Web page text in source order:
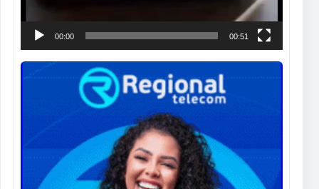
00:00 00:51